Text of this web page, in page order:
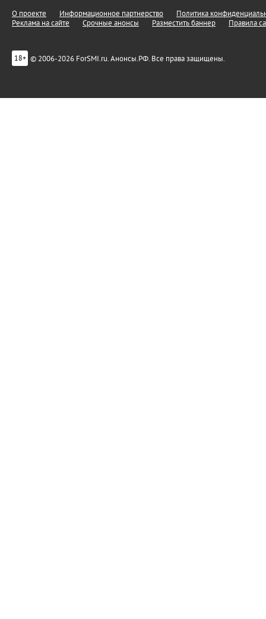
О проекте Информационное партнерство
Политика
Реклама на сайте
Срочные анонсы Разместить баннер Правила
18+ © 2006-2026 ForSMI.ru. Анонсы.РФ. Все права защищены.